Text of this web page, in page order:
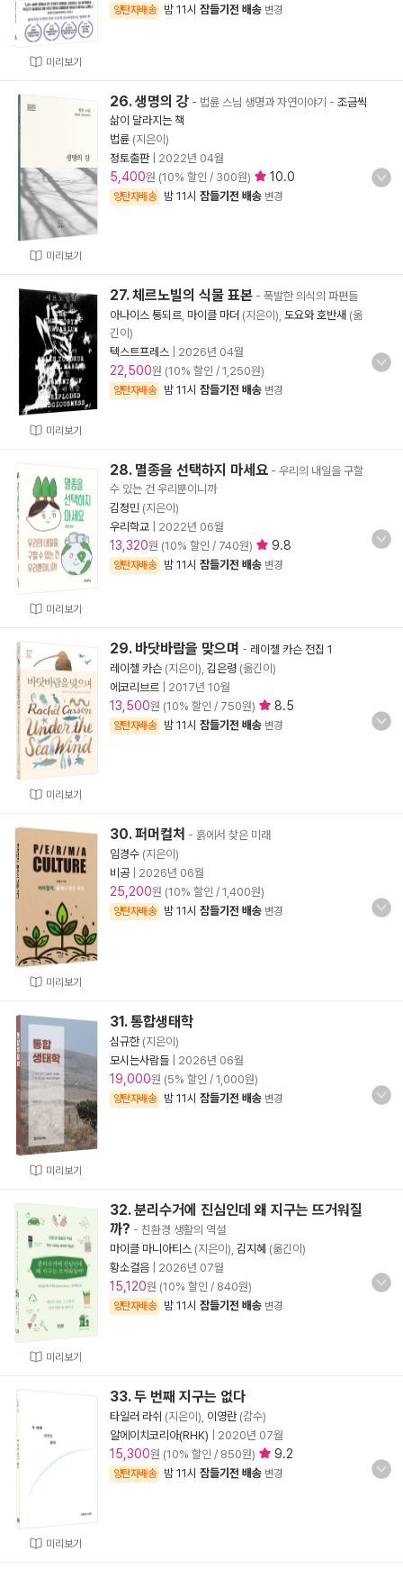
미리보기
양탄자배송 밤 11시 잠들기전 배송 변경
미리보기
26. 생명의 강 - 법륜 스님 생명과 자연이야기 - 조금씩
삶이 달라지는 책
법륜 (지은이)
정토출판| 2022년 04월
5,400원 (10% 할인 / 300원) 10.0
양탄자배송 밤 11시 잠들기전 배송 변경
미리보기
27. 체르노빌의 식물 표본 - 폭발한 의식의 파편들
아나이스 통되르 마이클 마더 (지은이), 도요와 호반새 (옮
긴이)
텍스트프레스
2026년 04월
22,500원 (10% 할인 / 1,250원)
양탄자배송 밤 11시 잠들기전 배송 변경
미리보기
28. 멸종을 선택하지 마세요 - 우리의 내일을 구할
수 있는 건 우리뿐이니까
김정민 (지은이)
우리학교
2022년 06월
13,320원 (10% 할인 / 740원) 9.8
양탄자배송 밤 11시 잠들기전 배송 변경
미리보기
29. 바닷바람을 맞으며 - 레이첼 카슨 전집 1
레이첼 카슨 (지은이), 김은령 (옮긴이)
에코리브르
2017년 10월
13,500원 (10% 할인 / 750원) 8.5
양탄자배송 밤 11시 잠들기전 배송 변경
미리보기
30. 퍼머컬처 - 흙에서 찾은 미래
임경수 (지은이)
비공
2026년 06월
25,200원 (10% 할인 / 1,400원)
양탄자배송 밤 11시 잠들기전 배송 변경
미리보기
31. 통합생태학
심규한(지은이)
모시는사람들
2026년 06월
19,000원 (5% 할인 / 1,000원)
양탄자배송 밤 11시 잠들기전 배송 변경
미리보기
32. 분리수거에 진심인데 왜 지구는 뜨거워질
까? - 친환경 생활의 역설
마이클 마니아티스 (지은이), 김지혜 (옮긴이)
황소걸음
2026년 07월
15,120원 (10% 할인 / 840원)
양탄자배송 밤 11시 잠들기전 배송 변경
미리보기
33. 두 번째 지구는 없다
타일러 라쉬 (지은이), 이영란(감수)
알에이치코리아(RHK)
2020년 07월
15,300원 (10% 할인 / 850원) 9.2
양탄자배송 밤 11시 잠들기전 배송 변경